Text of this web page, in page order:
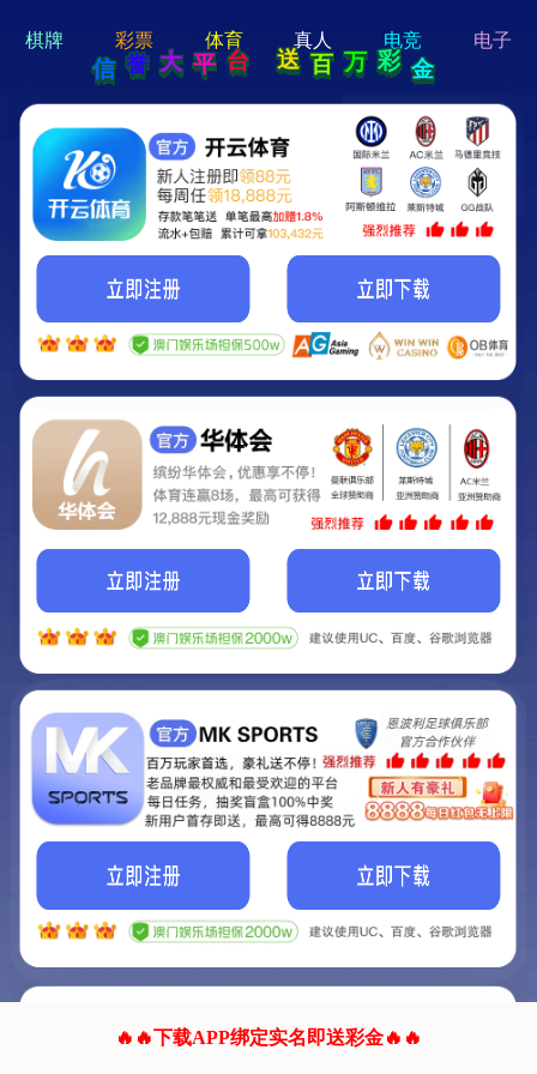
hi 💗
Hey Guys!
我们即将上线啦...
我们的网站正在建设.
它将是非常棒的网站.
联系我们!